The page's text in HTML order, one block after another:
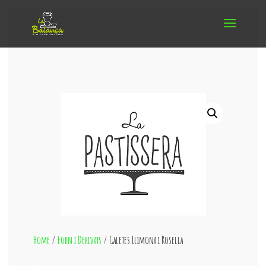
Home /Forn i Derivats / Galetes Llimona i Rosella